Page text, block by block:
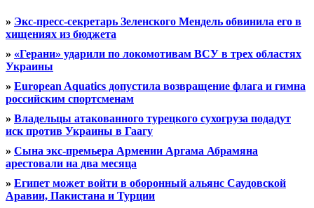
» Экс-пресс-секретарь Зеленского Мендель обвинила его в
хищениях из бюджета
» «Герани» ударили по локомотивам ВСУ в трех областях
Украины
» European Aquatics допустила возвращение флага и гимна
российским спортсменам
» Владельцы атакованного турецкого сухогруза подадут
иск против Украины в Гаагу
» Сына экс-премьера Армении Аргама Абрамяна
арестовали на два месяца
» Египет может войти в оборонный альянс Саудовской
Аравии, Пакистана и Турции